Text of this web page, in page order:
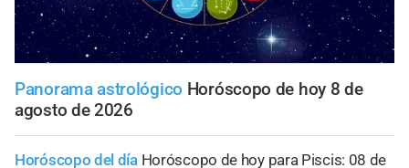
Panorama astrológico Horóscopo de hoy 8 de
agosto de 2026
Horóscopo del día Horóscopo de hoy para Piscis: 08 de